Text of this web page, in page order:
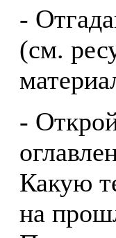
-
(см.
-
Какую
на